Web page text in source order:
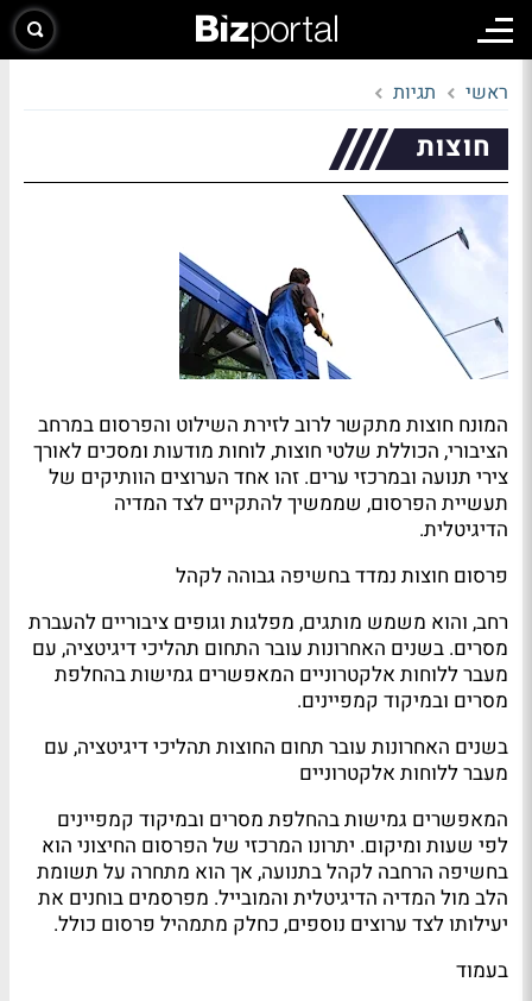
ראשי תגיות
חוצות
המונח חוצות מתקשר לרוב לזירת השילוט והפרסום במרחב
הציבורי, הכוללת שלטי חוצות, לוחות מודעות ומסכים לאורך
צירי תנועה ובמרכזי ערים. זהו אחד הערוצים הוותיקים של
תעשיית הפרסום, שממשיך להתקיים לצד המדיה
הדיגיטלית.
פרסום חוצות נמדד בחשיפה גבוהה לקהל
רחב, והוא משמש מותגים, מפלגות וגופים ציבוריים להעברת
מסרים. בשנים האחרונות עובר התחום תהליכי דיגיטציה, עם
מעבר ללוחות אלקטרוניים המאפשרים גמישות בהחלפת
מסרים ובמיקוד קמפיינים.
בשנים האחרונות עובר תחום החוצות תהליכי דיגיטציה, עם
מעבר ללוחות אלקטרוניים
המאפשרים גמישות בהחלפת מסרים ובמיקוד קמפיינים
לפי שעות ומיקום. יתרונו המרכזי של הפרסום החיצוני הוא
בחשיפה הרחבה לקהל בתנועה, אך הוא מתחרה על תשומת
הלב מול המדיה הדיגיטלית והמובייל. מפרסמים בוחנים את
יעילותו לצד ערוצים נוספים, כחלק מתמהיל פרסום כולל.
בעמוד